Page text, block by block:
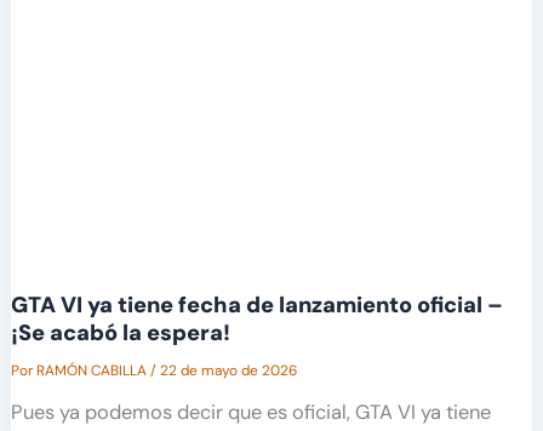
GTA VI ya tiene fecha de lanzamiento oficial –
¡Se acabó la espera!
PorRAMÓN CABILLA/22 de mayo de 2026
Pues ya podemos decir que es oficial, GTA VI ya tiene